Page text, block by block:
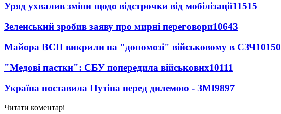
Уряд ухвалив зміни щодо відстрочки від мобілізації11515
Зеленський зробив заяву про мирні переговори10643
Майора ВСП викрили на "допомозі" військовому в СЗЧ10150
"Медові пастки": СБУ попередила військових10111
Україна поставила Путіна перед дилемою - ЗМІ9897
Читати коментарі